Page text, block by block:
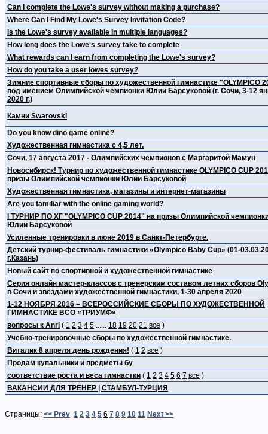
Can I complete the Lowe's survey without making a purchase?
Where Can I Find My Lowe's Survey Invitation Code?
Is the Lowe's survey available in multiple languages?
How long does the Lowe's survey take to complete
What rewards can I earn from completing the Lowe's survey?
How do you take a user lowes survey?
Зимние спортивные сборы по художественной гимнастике "OLYMPICO
под имением Олимпийской чемпионки Юлии Барсуковой (г. Сочи, 3-12
2020 г.)
Камни Swarоvski
Do you know dino game online?
Художественная гимнастика с 4,5 лет.
Сочи, 17 августа 2017 - Олимпийских чемпионов с Маргаритой Мамун
Новосибирск! Турнир по художественной гимнастике OLYMPICO CUP
призы Олимпийской чемпионки Юлии Барсуковой
Художественная гимнастика, магазины и интернет-магазины
Are you familiar with the online gaming world?
I ТУРНИР ПО ХГ "OLYMPICO CUP 2014" на призы Олимпийской
Юлии Барсуковой
Усиленные тренировки в июне 2019 в Санкт-Петербурге.
Детский турнир-фестиваль гимнастики «Olympico Baby Cup» (01-
г.Казань)
Новый сайт по спортивной и художественной гимнастике
Серия онлайн мастер-классов с тренерским составом летних сборов
в Сочи и звёздами художественной гимнастики, 1-30 апреля 2020
1-12 НОЯБРЯ 2016 – ВСЕРОССИЙСКИЕ СБОРЫ ПО ХУДОЖЕСТВЕННОЙ
ГИМНАСТИКЕ ВСО «ТРИУМФ»
вопросы к Anri ( 1 2 3 4 5 ...... 18 19 20 21 все )
Учебно-тренировочные сборы по художественной гимнастике.
Виталик 8 апреля день рождения! ( 1 2 все )
Продам купальники и предметы бу
соответствие роста и веса гимнастки ( 1 2 3 4 5 6 7 все )
ВАКАНСИИ ДЛЯ ТРЕНЕР | СТАМБУЛ-ТУРЦИЯ
Страницы: << Prev 1 2 3 4 5 6 7 8 9 10 11 Next >>